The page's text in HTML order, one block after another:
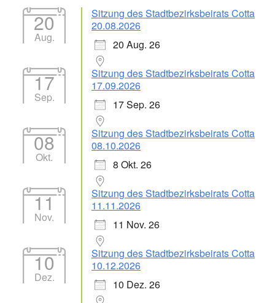
20
Aug.
Sitzung des Stadtbezirksbeirats Cotta
20.08.2026
20 Aug. 26
17
Sep.
Sitzung des Stadtbezirksbeirats Cotta
17.09.2026
17 Sep. 26
08
Okt.
Sitzung des Stadtbezirksbeirats Cotta
08.10.2026
8 Okt. 26
11
Nov.
Sitzung des Stadtbezirksbeirats Cotta
11.11.2026
11 Nov. 26
10
Dez.
Sitzung des Stadtbezirksbeirats Cotta
10.12.2026
10 Dez. 26